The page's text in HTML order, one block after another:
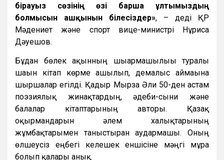
бірауыз сөзінің өзі барша ұлтымыздың
болмысын ашқынын білесіздер», – деді ҚР
Мәдениет және спорт вице-министрі Нұрғиса
Дәуешов.
Бұдан бөлек ақынның шығармашылығы туралы
шағын кітап көрме ашылып, демалыс аймағына
шыршалар егілді. Қадыр Мырза Әли 50-ден астам
поэзиялық жинақтардың, әдеби-сыни және
балалар кітаптарының авторы. Қазақ
оқырмандарын әлем халықтарының
жұмбақтарымен таныстырған аудармашы. Оның
өлшеусіз еңбегі келешек еншісіне мәңгі мұра
болып қалары анық.